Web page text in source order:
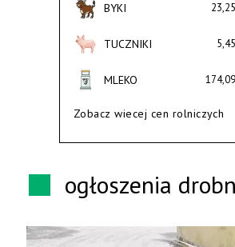
BYKI
TUCZNIKI
MLEKO
Zobacz wiecej cen rolniczych
ogłoszenia